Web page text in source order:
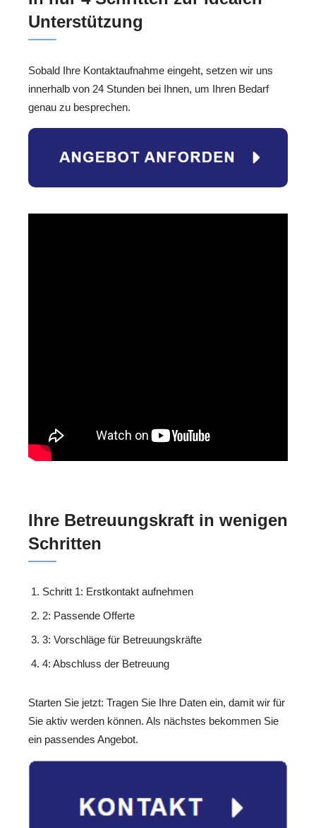
Unterstützung
Sobald Ihre Kontaktaufnahme eingeht, setzen wir uns
innerhalb von 24 Stunden bei Ihnen, um Ihren Bedarf
genau zu besprechen.
Ihre Betreuungskraft in wenigen
Schritten
Schritt 1: Erstkontakt aufnehmen
2: Passende Offerte
3: Vorschläge für Betreuungskräfte
4: Abschluss der Betreuung
Starten Sie jetzt: Tragen Sie Ihre Daten ein, damit wir für
Sie aktiv werden können. Als nächstes bekommen Sie
ein passendes Angebot.